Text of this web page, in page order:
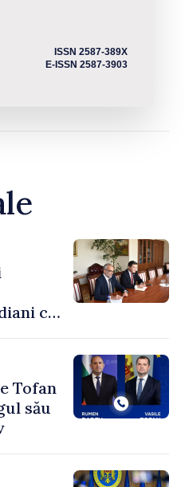
ISSN 2587-389X
E-ISSN 2587-3903
cu
al
Tofan
său